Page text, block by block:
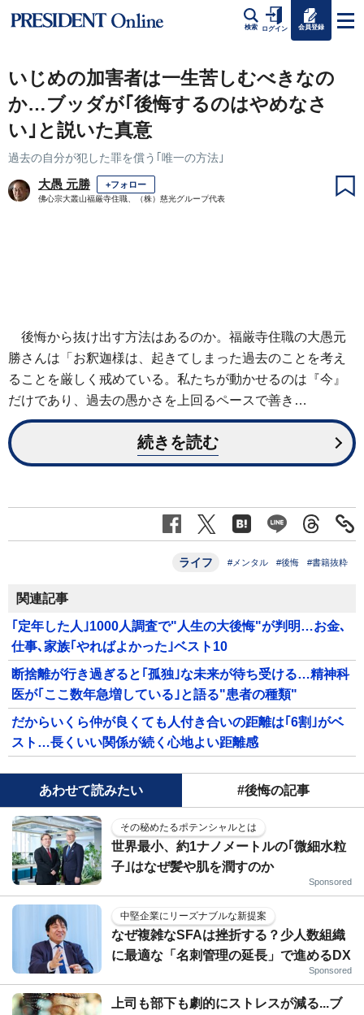
検索 ログイン 会員登録
いじめの加害者は一生苦しむべきなの
か…ブッダが｢後悔するのはやめなさ
い｣と説いた真意
過去の自分が犯した罪を償う｢唯一の方法｣
大愚 元勝 +フォロー
佛心宗大叢山福厳寺住職、（株）慈光グループ代表
後悔から抜け出す方法はあるのか。福厳寺住職の大愚元
勝さんは「お釈迦様は、起きてしまった過去のことを考え
ることを厳しく戒めている。私たちが動かせるのは『今』
だけであり、過去の愚かさを上回るペースで善き…
続きを読む
ライフ #メンタル #後悔 #書籍抜粋
関連記事
｢定年した人｣1000人調査で"人生の大後悔"が判明…お金､
仕事､家族｢やればよかった｣ベスト10
断捨離が行き過ぎると｢孤独｣な未来が待ち受ける…精神科
医が｢ここ数年急増している｣と語る"患者の種類"
だからいくら仲が良くても人付き合いの距離は｢6割｣がベ
スト…長くいい関係が続く心地よい距離感
あわせて読みたい #後悔の記事
その秘めたるポテンシャルとは
世界最小、約1ナノメートルの｢微細水粒
子｣はなぜ髪や肌を潤すのか
Sponsored
中堅企業にリーズナブルな新提案
なぜ複雑なSFAは挫折する？少人数組織
に最適な「名刺管理の延長」で進めるDX
Sponsored
上司も部下も劇的にストレスが減る...ブ